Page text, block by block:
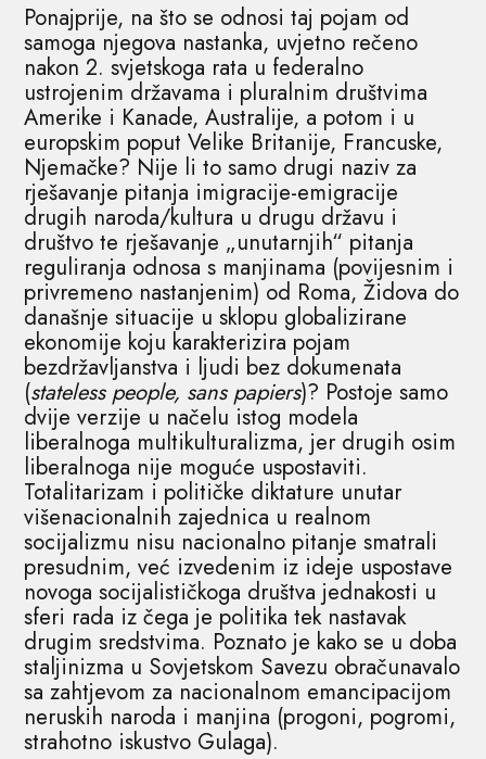
Ponajprije, na što se odnosi taj pojam od
samoga njegova nastanka, uvjetno rečeno
nakon 2. svjetskoga rata u federalno
ustrojenim državama i pluralnim društvima
Amerike i Kanade, Australije, a potom i u
europskim poput Velike Britanije, Francuske,
Njemačke? Nije li to samo drugi naziv za
rješavanje pitanja imigracije-emigracije
drugih naroda/kultura u drugu državu i
društvo te rješavanje „unutarnjih“ pitanja
reguliranja odnosa s manjinama (povijesnim i
privremeno nastanjenim) od Roma, Židova do
današnje situacije u sklopu globalizirane
ekonomije koju karakterizira pojam
bezdržavljanstva i ljudi bez dokumenata
(stateless people, sans papiers)? Postoje samo
dvije verzije u načelu istog modela
liberalnoga multikulturalizma, jer drugih osim
liberalnoga nije moguće uspostaviti.
Totalitarizam i političke diktature unutar
višenacionalnih zajednica u realnom
socijalizmu nisu nacionalno pitanje smatrali
presudnim, već izvedenim iz ideje uspostave
novoga socijalističkoga društva jednakosti u
sferi rada iz čega je politika tek nastavak
drugim sredstvima. Poznato je kako se u doba
staljinizma u Sovjetskom Savezu obračunavalo
sa zahtjevom za nacionalnom emancipacijom
neruskih naroda i manjina (progoni, pogromi,
strahotno iskustvo Gulaga).